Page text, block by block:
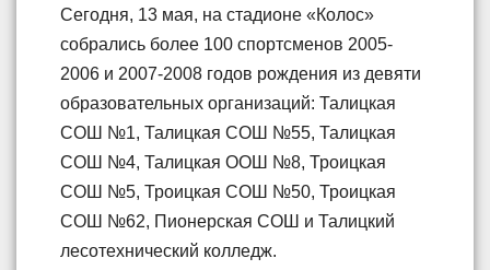
Сегодня, 13 мая, на стадионе «Колос»
собрались более 100 спортсменов 2005-
2006 и 2007-2008 годов рождения из девяти
образовательных организаций: Талицкая
СОШ №1, Талицкая СОШ №55, Талицкая
СОШ №4, Талицкая ООШ №8, Троицкая
СОШ №5, Троицкая СОШ №50, Троицкая
СОШ №62, Пионерская СОШ и Талицкий
лесотехнический колледж.